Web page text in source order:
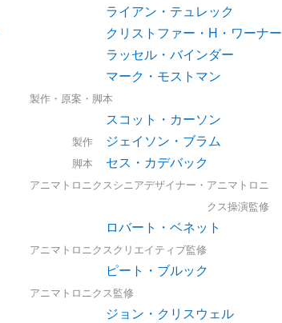
ライアン・テュレック
クリストファー・H・ワーナー
ラッセル・バインダー
マーク・モストマン
製作・原案・脚本
スコット・カーソン
製作 ジェイソン・ブラム
脚本 セス・カデバック
アニマトロニクスシニアデザイナー・アニマトロニ
クス操演監修
ロバート・ベネット
アニマトロニクスクリエイティブ監修
ピート・ブルック
アニマトロニクス監修
ジョン・クリスウェル